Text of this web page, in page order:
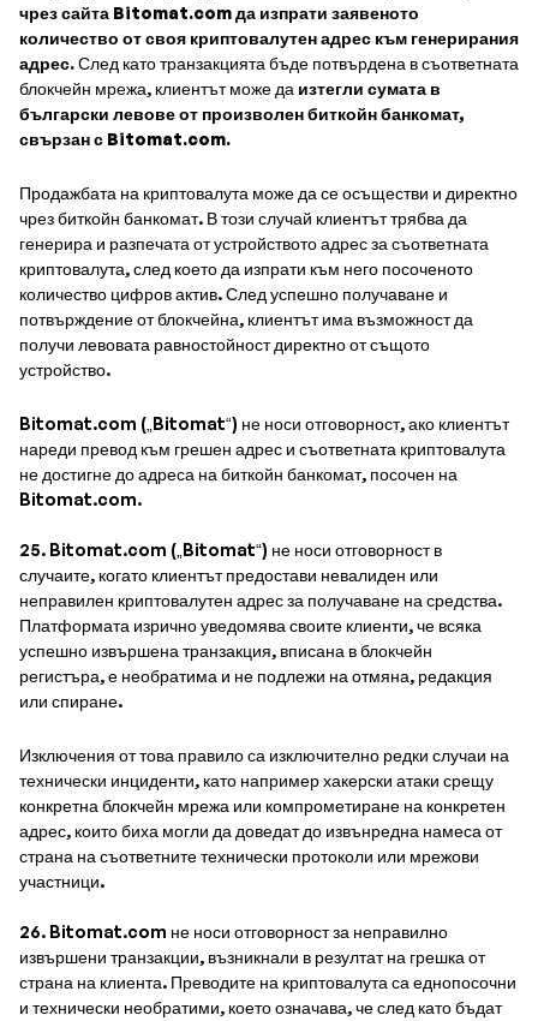
чрез сайта Bitomat.com да изпрати заявеното
количество от своя криптовалутен адрес към генерирания
адрес.След като транзакцията бъде потвърдена в съответната
блокчейн мрежа, клиентът може да изтегли сумата в
български левове от произволен биткойн банкомат,
свързан с Bitomat.com.
Продажбата на криптовалута може да се осъществи и директно
чрез биткойн банкомат. В този случай клиентът трябва да
генерира и разпечата от устройството адрес за съответната
криптовалута, след което да изпрати към него посоченото
количество цифров актив. След успешно получаване и
потвърждение от блокчейна, клиентът има възможност да
получи левовата равностойност директно от същото
устройство.
Bitomat.com („Bitomat“) не носи отговорност, ако клиентът
нареди превод към грешен адрес и съответната криптовалута
не достигне до адреса на биткойн банкомат, посочен на
Bitomat.com.
25. Bitomat.com („Bitomat“) не носи отговорност в
случаите, когато клиентът предостави невалиден или
неправилен криптовалутен адрес за получаване на средства.
Платформата изрично уведомява своите клиенти, че всяка
успешно извършена транзакция, вписана в блокчейн
регистъра, е необратима и не подлежи на отмяна, редакция
или спиране.
Изключения от това правило са изключително редки случаи на
технически инциденти, като например хакерски атаки срещу
конкретна блокчейн мрежа или компрометиране на конкретен
адрес, които биха могли да доведат до извънредна намеса от
страна на съответните технически протоколи или мрежови
участници.
26. Bitomat.com не носи отговорност за неправилно
извършени транзакции, възникнали в резултат на грешка от
страна на клиента. Преводите на криптовалута са еднопосочни
и технически необратими, което означава, че след като бъдат